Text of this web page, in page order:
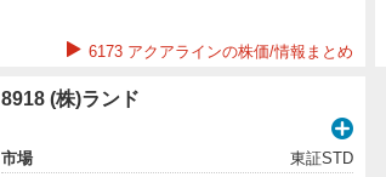
6173 アクアラインの株価/情報まとめ
8918 (株)ランド
市場
東証STD